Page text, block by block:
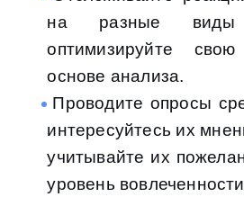
на разные виды
оптимизируйте
основе анализа.
Проводите опросы
интересуйтесь их
учитывайте их
уровень